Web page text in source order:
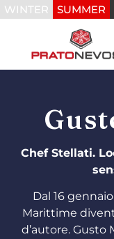
WINTER SUMMER
Chef Stellati.
Dal 16
Marittime
d’autore. Gusto